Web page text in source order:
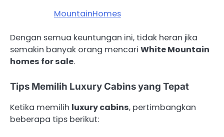
MountainHomes
Dengan semua keuntungan ini, tidak heran jika
semakin banyak orang mencari White Mountain
homes for sale.
Tips Memilih Luxury Cabins yang Tepat
Ketika memilih luxury cabins, pertimbangkan
beberapa tips berikut: